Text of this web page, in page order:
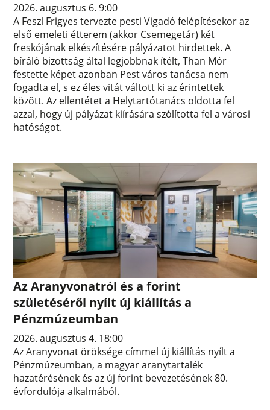
2026. augusztus 6. 9:00
A Feszl Frigyes tervezte pesti Vigadó felépítésekor az
első emeleti étterem (akkor Csemegetár) két
freskójának elkészítésére pályázatot hirdettek. A
bíráló bizottság által legjobbnak ítélt, Than Mór
festette képet azonban Pest város tanácsa nem
fogadta el, s ez éles vitát váltott ki az érintettek
között. Az ellentétet a Helytartótanács oldotta fel
azzal, hogy új pályázat kiírására szólította fel a városi
hatóságot.
Az Aranyvonatról és a forint
születéséről nyílt új kiállítás a
Pénzmúzeumban
2026. augusztus 4. 18:00
Az Aranyvonat öröksége címmel új kiállítás nyílt a
Pénzmúzeumban, a magyar aranytartalék
hazatérésének és az új forint bevezetésének 80.
évfordulója alkalmából.